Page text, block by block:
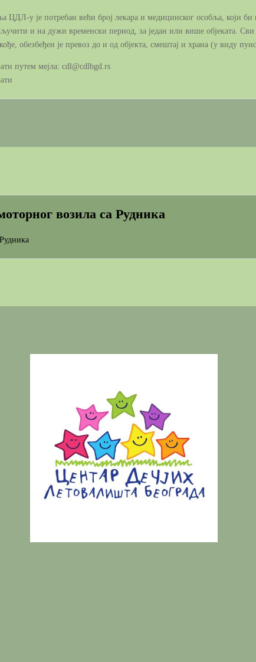
ЦДЛ-у је потребан већи број лекара и медицинског особља, који
и на дужи временски период, за један или више објеката. Сви
обезбеђен је превоз до и од објекта, смештај и храна (у виду
путем мејла: cdl@cdlbgd.rs
возила са Рудника